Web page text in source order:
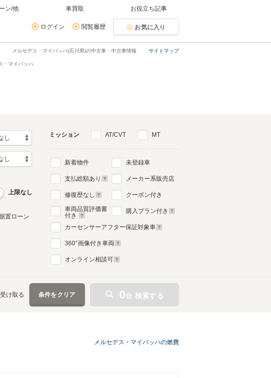
ン/他 車買取 お役立ち記事
ログイン 閲覧履歴 お気に入り
サイトマップ
メルセデス・マイバッハ(石川県)の中古車・中古車情報
・マイバッハ
上限なし
置ローン
ミッション AT/CVT MT
新着物件
支払総額あり
修復歴なし
車両品質評価書
付き
未登録車
メーカー系販売店
クーポン付き
購入プラン付き
カーセンサーアフター保証対象車
360°画像付き車両
オンライン相談可
け取る 条件をクリア 0台 検索する
メルセデス・マイバッハの燃費